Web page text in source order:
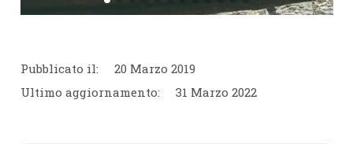
Pubblicato il:
20 Marzo 2019
Ultimo aggiornamento:
31 Marzo 2022